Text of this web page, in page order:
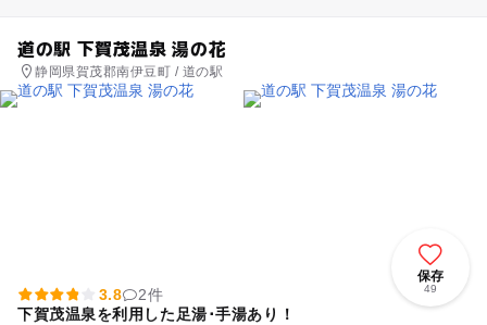
道の駅 下賀茂温泉 湯の花
静岡県賀茂郡南伊豆町 / 道の駅
保存
49
3.8
2件
下賀茂温泉を利用した足湯･手湯あり！